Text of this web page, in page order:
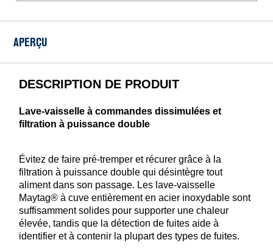
lave-
vaisselle
APERÇU
DESCRIPTION DE PRODUIT
Lave-vaisselle à commandes dissimulées et
filtration à puissance double
Évitez de faire pré-tremper et récurer grâce à la
filtration à puissance double qui désintègre tout
aliment dans son passage. Les lave-vaisselle
Maytag® à cuve entièrement en acier inoxydable sont
suffisamment solides pour supporter une chaleur
élevée, tandis que la détection de fuites aide à
identifier et à contenir la plupart des types de fuites.